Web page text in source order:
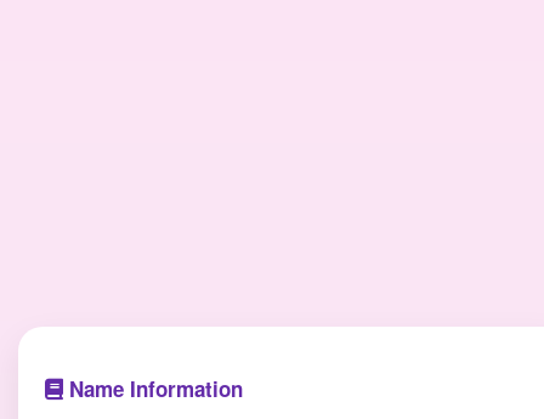
Name Information